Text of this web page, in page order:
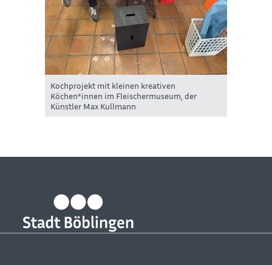
Kochprojekt mit kleinen kreativen
Köchen*innen im Fleischermuseum, der
Künstler Max Kullmann